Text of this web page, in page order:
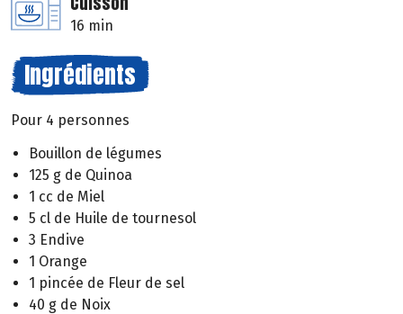
16 min
Ingrédients
Pour 4 personnes
Bouillon de légumes
125 g de Quinoa
1 cc de Miel
5 cl de Huile de tournesol
3 Endive
1 Orange
1 pincée de Fleur de sel
40 g de Noix